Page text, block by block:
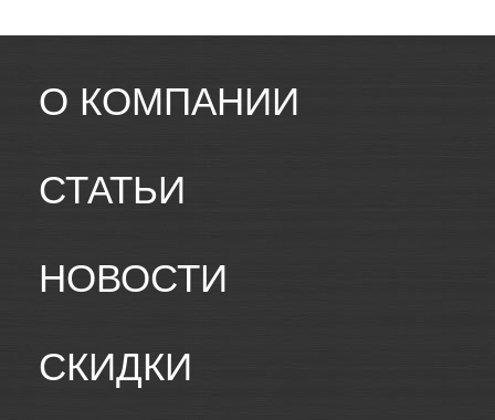
О КОМПАНИИ
СТАТЬИ
НОВОСТИ
СКИДКИ